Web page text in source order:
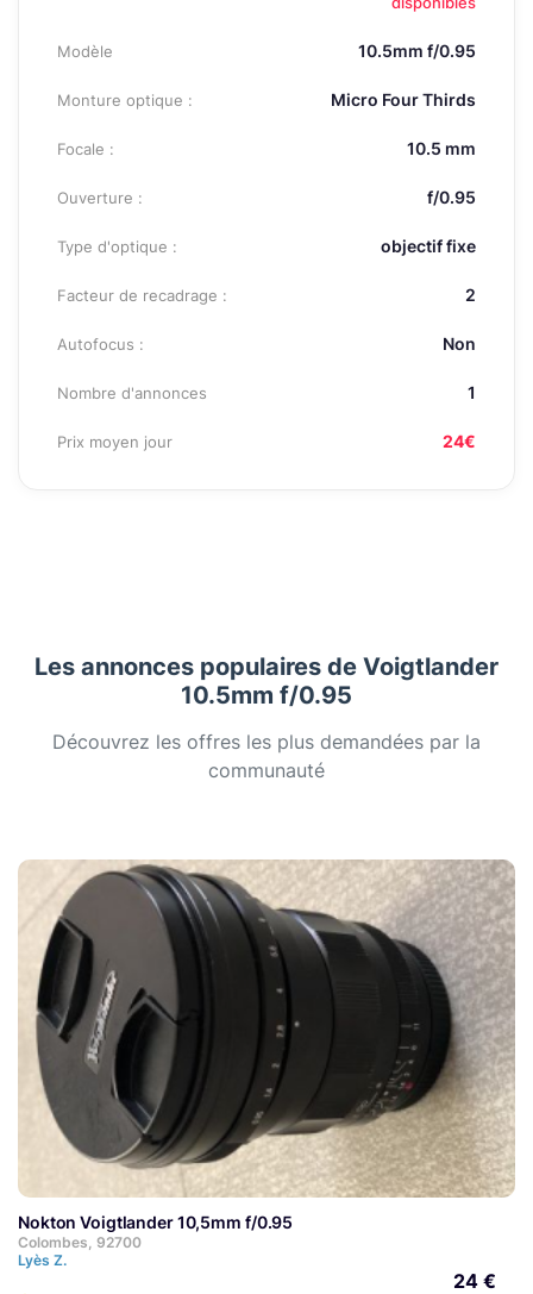
Modèle 10.5mm f/0.95
Monture optique : Micro Four Thirds
Focale : 10.5 mm
Ouverture : f/0.95
Type d'optique : objectif fixe
Facteur de recadrage : 2
Autofocus : Non
Nombre d'annonces 1
Prix moyen jour 24€
Les annonces populaires de Voigtlander
10.5mm f/0.95
Découvrez les offres les plus demandées par la
communauté
Nokton Voigtlander 10,5mm f/0.95
Colombes, 92700
Lyès Z.
24 €